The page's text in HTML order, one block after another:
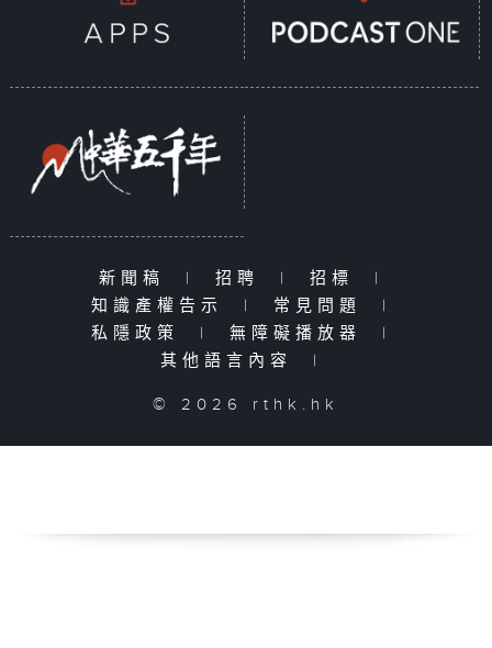
新聞稿 | 招聘 | 招標
|
知識產權告示
| 常見問題
|
私隱政策
| 無障礙播放器
|
其他語言內容
|
© 2026 rthk.hk